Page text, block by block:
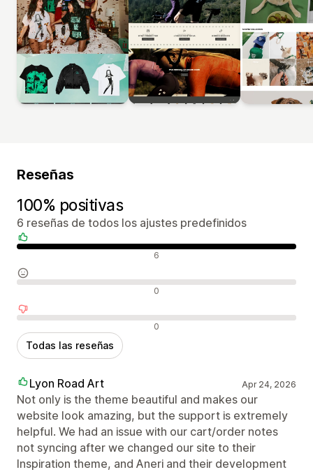
Reseñas
100% positivas
6 reseñas de todos los ajustes predefinidos
Reseñas positivas 6
Reseñas neutras 0
Reseñas negativas 0
Todas las reseñas
Lyon Road Art Apr 24, 2026
Not only is the theme beautiful and makes our
website look amazing, but the support is extremely
helpful. We had an issue with our cart/order notes
not syncing after we changed our site to their
Inspiration theme, and Aneri and their development